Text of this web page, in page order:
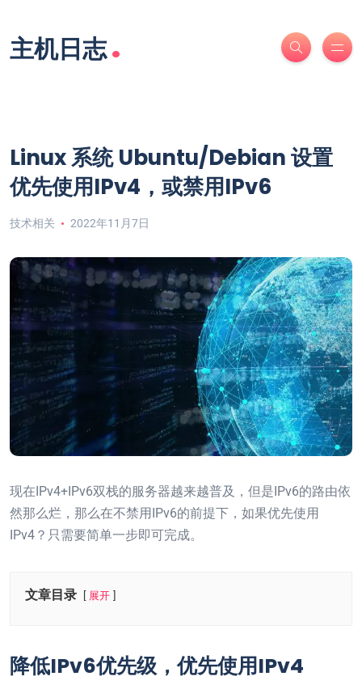
主机日志.
Linux 系统 Ubuntu/Debian 设置
优先使用IPv4，或禁用IPv6
技术相关 2022年11月7日
现在IPv4+IPv6双栈的服务器越来越普及，但是IPv6的路由依
然那么烂，那么在不禁用IPv6的前提下，如果优先使用
IPv4？只需要简单一步即可完成。
文章目录 展开
降低IPv6优先级，优先使用IPv4